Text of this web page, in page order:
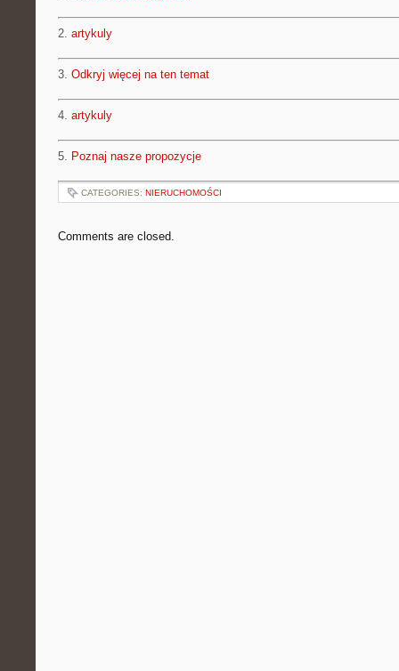
2. artykuly
3. Odkryj więcej na ten temat
4. artykuly
5. Poznaj nasze propozycje
CATEGORIES: NIERUCHOMOŚCI
Comments are closed.